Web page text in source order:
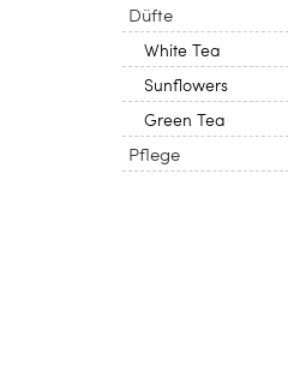
Düfte
White Tea
Sunflowers
Green Tea
Pflege